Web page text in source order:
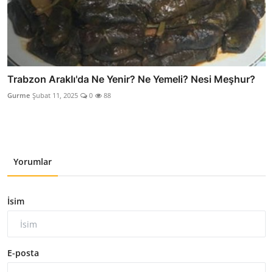
Trabzon Araklı'da Ne Yenir? Ne Yemeli? Nesi Meşhur?
Gurme Şubat 11, 2025 0 88
Yorumlar
İsim
E-posta